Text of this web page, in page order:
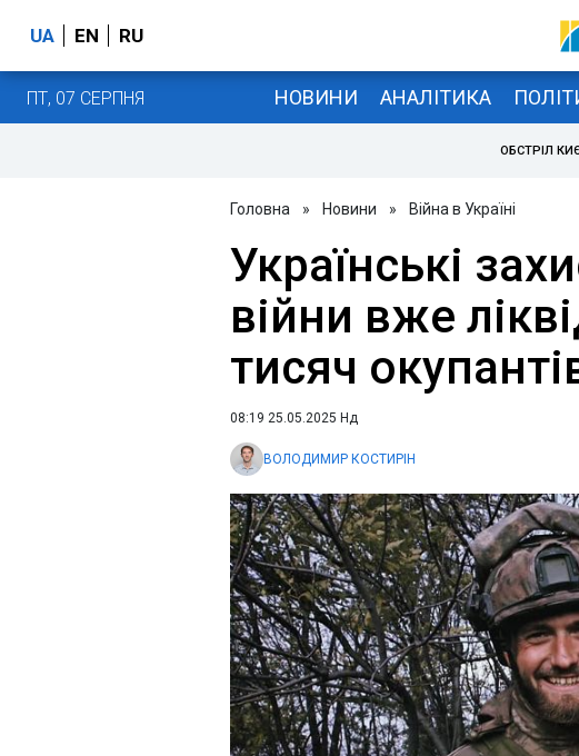
UA EN RU
ПТ, 07 СЕРПНЯ НОВИНИ АНАЛІТИКА
ОБСТРІЛ
Головна » Новини » Війна в Україні
Українські
війни вже
тисяч
08:19 25.05.2025 Нд
ВОЛОДИМИР КОСТИРІН